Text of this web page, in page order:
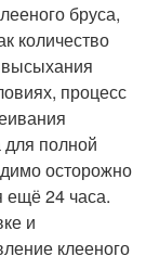
бруса,
количество
процесс
для полной
осторожно
ещё 24 часа.
и
клееного